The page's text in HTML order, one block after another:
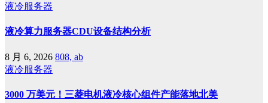
液冷服务器
液冷算力服务器CDU设备结构分析
8 月 6, 2026 808, ab
液冷服务器
3000 万美元！三菱电机液冷核心组件产能落地北美